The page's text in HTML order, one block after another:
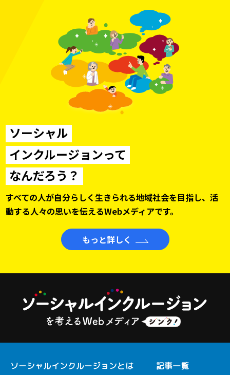
ソーシャル
インクルージョンって
なんだろう？
すべての人が自分らしく生きられる地域社会を目指し、活
動する人々の思いを伝えるWebメディアです。
もっと詳しく
ソーシャルインクルージョンとは 記事一覧